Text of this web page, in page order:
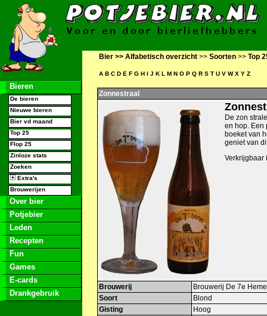
Bieren
De bieren
Nieuwe bieren
Bier vd maand
Top 25
Flop 25
Zinloze stats
Zoeken
Extra's
Brouwerijen
Over bier
Potjebier
Leden
Recepten
Fun
Games
E-cards
Drankgebruik
Bier >> Alfabetisch overzicht >> Soorten >> Top
A B C D E F G H I J K L M N O P Q R S T U V W X Y Z
Zonnestraal
De zon
en hop. Een
boeket van
geniet van
Verkrijgbaar
Brouwerij
Brouwerij De 7e
Soort
Blond
Gisting
Hoog